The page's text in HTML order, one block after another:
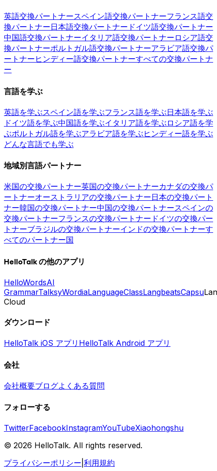
英語交換パートナースペイン語交換パートナーフランス語交
換パートナー日本語交換パートナー ドイツ語交換パートナー
中国語交換パートナーイタリア語交換パートナー ロシア語交
換パートナーポルトガル語交換パートナーアラビア語交換パ
ートナー ヒンディー語交換パートナーすべての交換パートナ
ー
言語を学ぶ
英語を学ぶスペイン語を学ぶフランス語を学ぶ日本語を学ぶ
ドイツ語を学ぶ中国語を学ぶイタリア語を学ぶ ロシア語を学
ぶポルトガル語を学ぶアラビア語を学ぶ ヒンディー語を学ぶ
どんな言語でも学ぶ
地域別言語パートナー
米国の交換パートナー英国の交換パートナーカナダの交換パ
ートナーオーストラリアの交換パートナー日本の交換パート
ナー韓国の交換パートナー中国の交換パートナースペインの
交換パートナーフランスの交換パートナー ドイツの交換パー
トナーブラジルの交換パートナーインドの交換パートナーす
べてのパートナー国
HelloTalk の他のアプリ
HelloWordsAI
GrammarTalksyWordiaLanguageClassLangbeatsCapsu
Cloud
ダウンロード
HelloTalk iOS アプリ HelloTalk Android アプリ
会社
会社概要ブログよくある質問
フォローする
TwitterFacebookInstagramYouTubeXiaohongshu
© 2026 HelloTalk. All rights reserved.
プライバシーポリシー 利用規約